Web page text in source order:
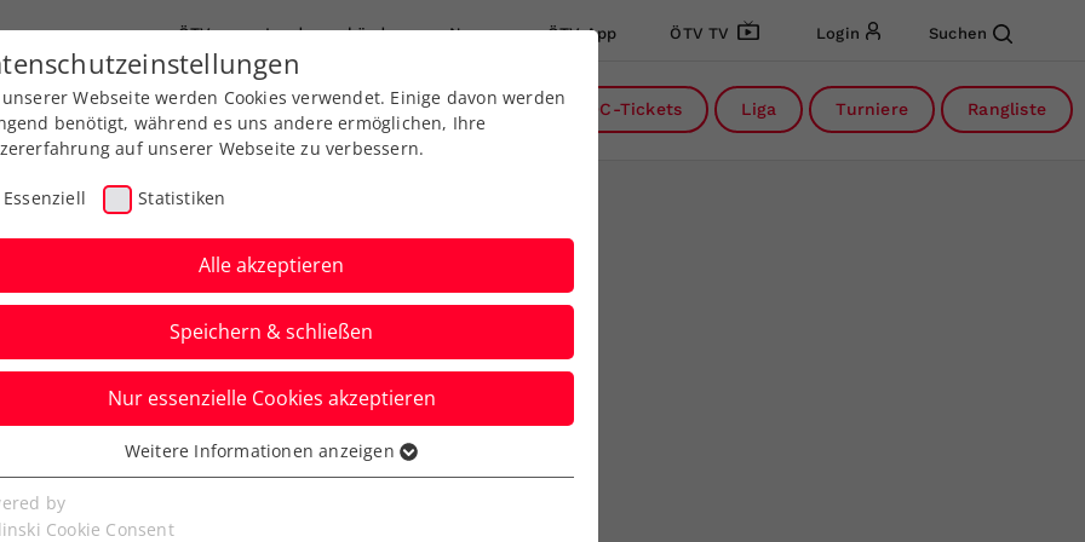
ÖTV Landesverbände News ÖTV App ÖTV TV Login Suchen
Ausbildung Services Über uns DC-Tickets Liga Turniere Rangliste
presented by
in die
Webseite werden Cookies verwendet. Einige davon werden
benötigt, während es uns andere ermöglichen, Ihre
auf unserer Webseite zu verbessern.
Essenziell Statistiken
Alle akzeptieren
Speichern & schließen
Nur essenzielle Cookies akzeptieren
Cookies werden für grundlegende Funktionen der
benötigt. Dadurch ist gewährleistet, dass die Webseite
Weitere Informationen anzeigen
by
Cookie Consent